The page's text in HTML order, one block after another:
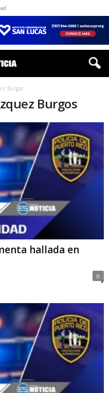
Burgos
Burgos
hallada en
0